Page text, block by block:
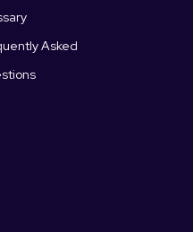
Asked